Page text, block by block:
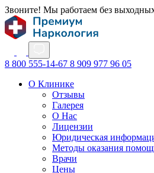
Звоните! Мы работаем без
8 800 555-14-67 8 909 977 96 05
О Клинике
Отзывы
Галерея
О Нас
Лицензии
Юридическая
Методы оказания
Врачи
Цены